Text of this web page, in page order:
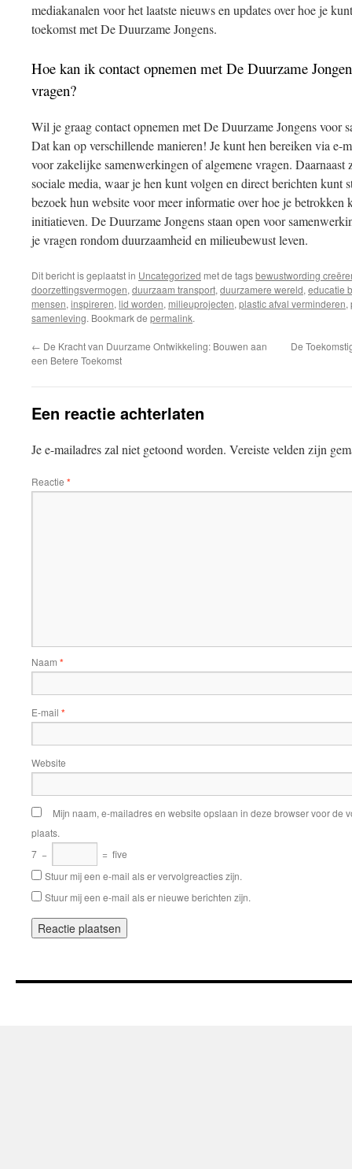
mediakanalen voor het laatste nieuws en updates over hoe je
toekomst met De Duurzame Jongens.
Hoe kan ik contact opnemen met De Duurzame
vragen?
Wil je graag contact opnemen met De Duurzame Jongens voor
Dat kan op verschillende manieren! Je kunt hen bereiken via e-
voor zakelijke samenwerkingen of algemene vragen.
sociale media, waar je hen kunt volgen en direct berichten kunt
bezoek hun website voor meer informatie over hoe je
initiatieven. De Duurzame Jongens staan open voor
je vragen rondom duurzaamheid en milieubewust leven.
Dit bericht is geplaatst in Uncategorized met de tagsbewustwording
doorzettingsvermogen, duurzaam transport, duurzamere wereld, educatie
mensen, inspireren, lid worden, milieuprojecten, plastic afval verminderen,
samenleving. Bookmark de permalink.
← De Kracht van Duurzame Ontwikkeling: Bouwen aan
een Betere Toekomst
De
Een reactie achterlaten
Je e-mailadres zal niet getoond worden. Vereiste velden zijn
Reactie *
Naam *
E-mail *
Website
Mijn naam, e-mailadres en website opslaan in deze browser voor de
plaats.
7 − = five
Stuur mij een e-mail als er vervolgreacties zijn.
Stuur mij een e-mail als er nieuwe berichten zijn.